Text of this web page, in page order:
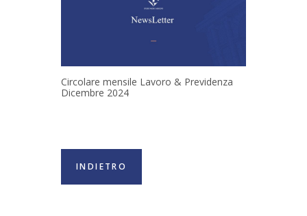
Circolare mensile Lavoro & Previdenza
Dicembre 2024
INDIETRO